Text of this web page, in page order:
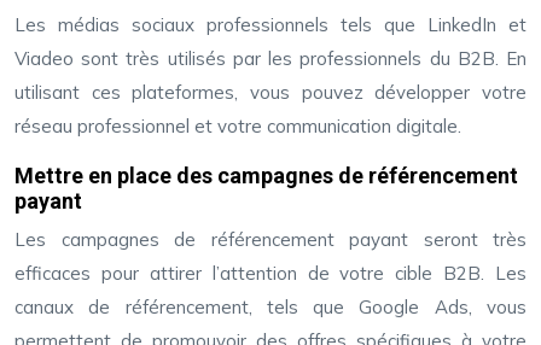
Les médias sociaux professionnels tels que LinkedIn et
Viadeo sont très utilisés par les professionnels du B2B. En
utilisant ces plateformes, vous pouvez développer votre
réseau professionnel et votre communication digitale.
Mettre en place des campagnes de référencement
payant
Les campagnes de référencement payant seront très
efficaces pour attirer l’attention de votre cible B2B. Les
canaux de référencement, tels que Google Ads, vous